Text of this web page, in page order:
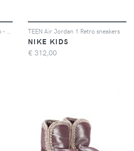
TEEN Air Jordan 1 Retro sneakers
NIKE KIDS
€ 312,00